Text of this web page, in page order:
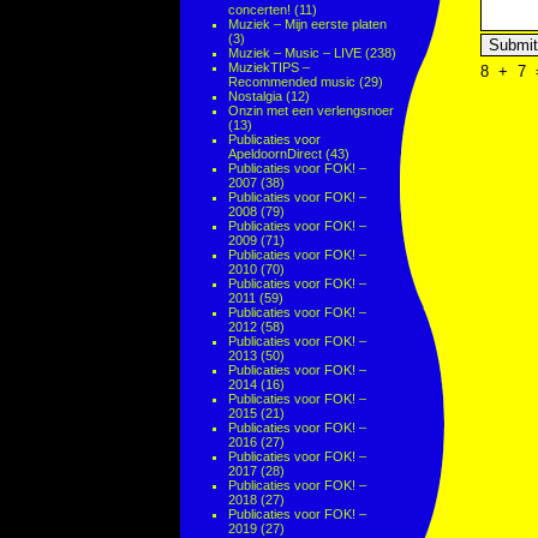
concerten! (11)
Muziek – Mijn eerste platen
(3)
Muziek – Music – LIVE (238)
MuziekTIPS –
Recommended music (29)
Nostalgia (12)
Onzin met een verlengsnoer
(13)
Publicaties voor
ApeldoornDirect (43)
Publicaties voor FOK! –
2007 (38)
Publicaties voor FOK! –
2008 (79)
Publicaties voor FOK! –
2009 (71)
Publicaties voor FOK! –
2010 (70)
Publicaties voor FOK! –
2011 (59)
Publicaties voor FOK! –
2012 (58)
Publicaties voor FOK! –
2013 (50)
Publicaties voor FOK! –
2014 (16)
Publicaties voor FOK! –
2015 (21)
Publicaties voor FOK! –
2016 (27)
Publicaties voor FOK! –
2017 (28)
Publicaties voor FOK! –
2018 (27)
Publicaties voor FOK! –
2019 (27)
8 + 7